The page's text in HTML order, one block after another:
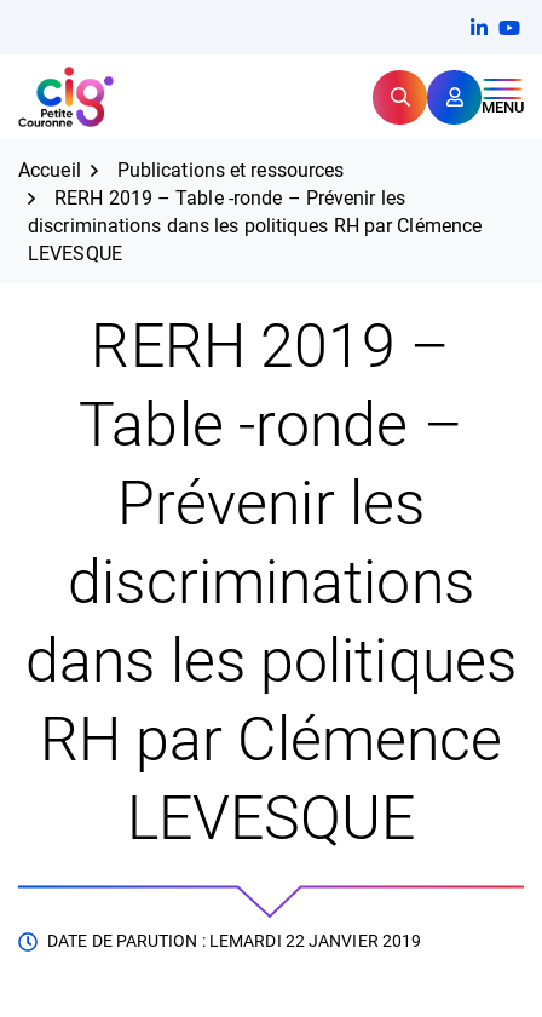
contenu
CIG Petite Couronne RechercherMENU
Expertise et proximité pour
Accueil
Publications et ressources
RERH 2019 – Table -ronde – Prévenir les
discriminations dans les politiques RH par Clémence
LEVESQUE
RERH 2019 –
Table -ronde –
Prévenir les
discriminations
dans les politiques
RH par Clémence
LEVESQUE
DATE DE PARUTION : LEMARDI 22 JANVIER 2019